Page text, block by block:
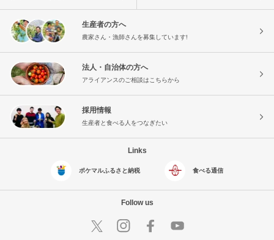
生産者の方へ
農家さん・漁師さんを募集しています!
法人・自治体の方へ
アライアンスのご相談はこちらから
採用情報
生産者と食べる人をつなぎたい
Links
ポケマルふるさと納税 食べる通信
Follow us